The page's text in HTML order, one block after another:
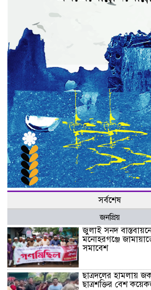
সর্বশেষ
জনপ্রিয়
জুলাই সনদ
মনোহরগঞ্জে
সমাবেশ
ছাত্রদলের হামলায়
ছাত্রশক্তির বেশ